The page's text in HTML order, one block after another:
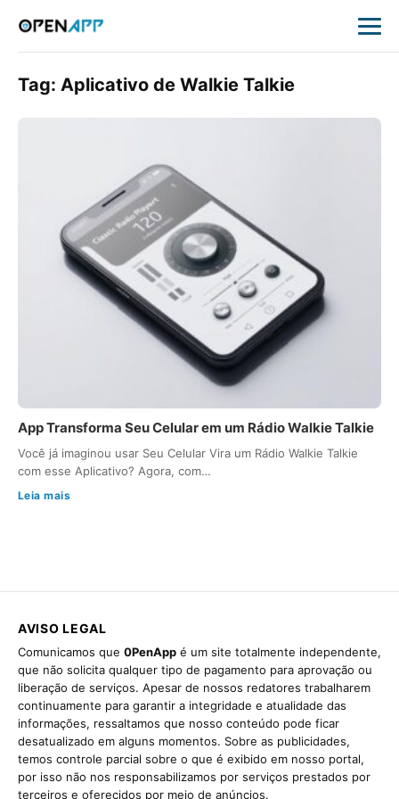
Tag: Aplicativo de Walkie Talkie
App Transforma Seu Celular em um Rádio Walkie Talkie
Você já imaginou usar Seu Celular Vira um Rádio Walkie Talkie
com esse Aplicativo? Agora, com…
Leia mais
AVISO LEGAL
Comunicamos que 0PenApp é um site totalmente independente,
que não solicita qualquer tipo de pagamento para aprovação ou
liberação de serviços. Apesar de nossos redatores trabalharem
continuamente para garantir a integridade e atualidade das
informações, ressaltamos que nosso conteúdo pode ficar
desatualizado em alguns momentos. Sobre as publicidades,
temos controle parcial sobre o que é exibido em nosso portal,
por isso não nos responsabilizamos por serviços prestados por
terceiros e oferecidos por meio de anúncios.